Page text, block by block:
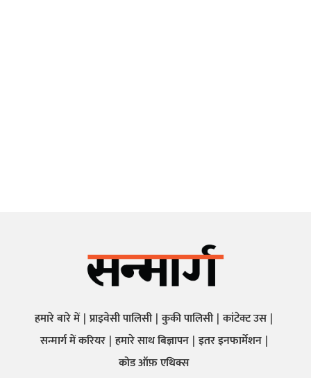
हमारे बारे में प्राइवेसी पालिसी कुकी पालिसी कांटेक्ट उस
सन्मार्ग में करियर हमारे साथ बिज्ञापन इतर इनफार्मेशन
कोड ऑफ़ एथिक्स